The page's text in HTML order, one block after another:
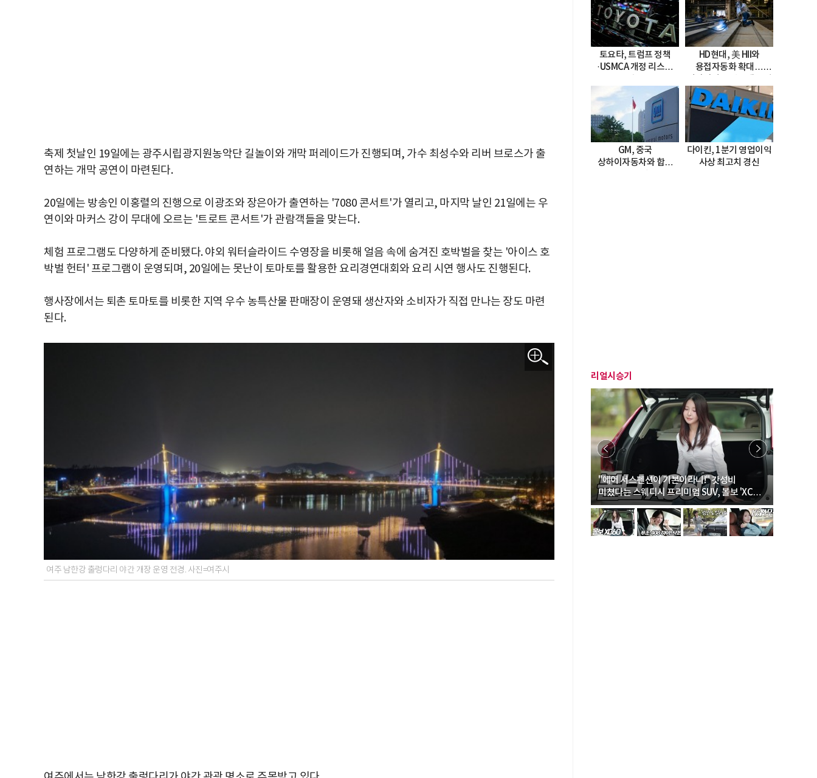
축제 첫날인 19일에는 광주시립광지원농악단 길놀이와 개막 퍼레이드가 진행되며, 가수 최성수와 리버 브로스가 출
연하는 개막 공연이 마련된다.
20일에는 방송인 이홍렬의 진행으로 이광조와 장은아가 출연하는 '7080 콘서트'가 열리고, 마지막 날인 21일에는 우
연이와 마커스 강이 무대에 오르는 '트로트 콘서트'가 관람객들을 맞는다.
체험 프로그램도 다양하게 준비됐다. 야외 워터슬라이드 수영장을 비롯해 얼음 속에 숨겨진 호박벌을 찾는 '아이스 호
박벌 헌터' 프로그램이 운영되며, 20일에는 못난이 토마토를 활용한 요리경연대회와 요리 시연 행사도 진행된다.
행사장에서는 퇴촌 토마토를 비롯한 지역 우수 농특산물 판매장이 운영돼 생산자와 소비자가 직접 만나는 장도 마련
된다.
여주 남한강 출렁다리 야간 개장 운영 전경. 사진=여주시
토요타, 트럼프 정책
·USMCA 개정 리스크
HD현대, 美 HII와
용접자동화 확대…
도입
GM, 중국
상하이자동차와 합작
다이킨, 1분기 영업이익
사상 최고치 경신
리얼시승기
박지수 아나운서가 타본 ‘전설의 무쏘’… “여성·
초보자도 반할 반전 매력”
"에어 서스펜션이 기본이라니!" 갓성비
미쳤다는 스웨디시 프리미엄 SUV, 볼보 'XC60
B5 울트라'